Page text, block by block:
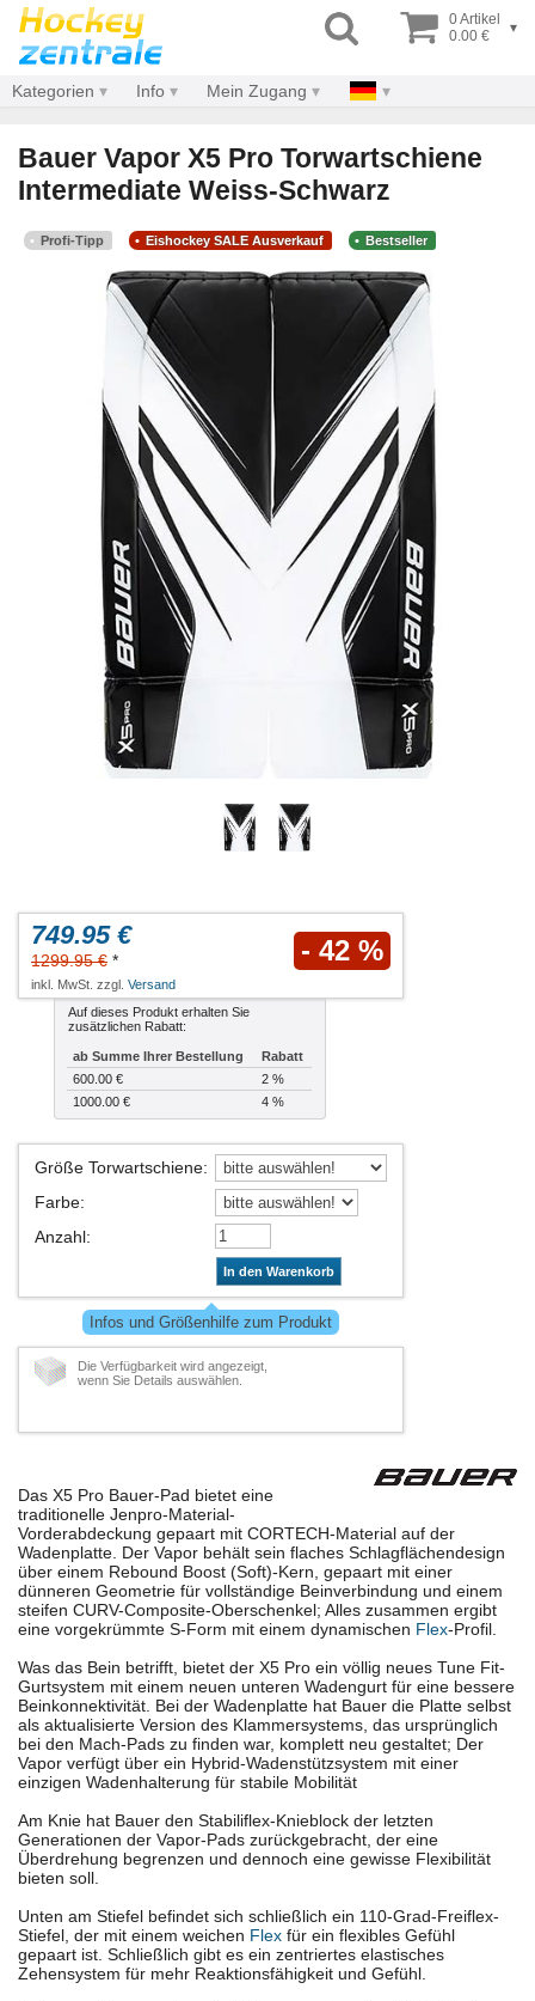
0 Artikel
0.00 €
▾
Kategorien Info Mein Zugang
Bauer Vapor X5 Pro Torwartschiene
Intermediate Weiss-Schwarz
Profi-Tipp Eishockey SALE Ausverkauf Bestseller
749.95 €
1299.95 € * - 42 %
inkl. MwSt. zzgl. Versand
Auf dieses Produkt erhalten Sie
zusätzlichen Rabatt:
ab Summe Ihrer Bestellung
Rabatt
600.00 €
2 %
1000.00 €
4 %
Größe Torwartschiene:
Farbe:
Anzahl:
In den Warenkorb
Infos und Größenhilfe zum Produkt
Die Verfügbarkeit wird angezeigt,
wenn Sie Details auswählen.
Das X5 Pro Bauer-Pad bietet eine
traditionelle Jenpro-Material-
Vorderabdeckung gepaart mit CORTECH-Material auf der
Wadenplatte. Der Vapor behält sein flaches Schlagflächendesign
über einem Rebound Boost (Soft)-Kern, gepaart mit einer
dünneren Geometrie für vollständige Beinverbindung und einem
steifen CURV-Composite-Oberschenkel; Alles zusammen ergibt
eine vorgekrümmte S-Form mit einem dynamischen Flex-Profil.
Was das Bein betrifft, bietet der X5 Pro ein völlig neues Tune Fit-
Gurtsystem mit einem neuen unteren Wadengurt für eine bessere
Beinkonnektivität. Bei der Wadenplatte hat Bauer die Platte selbst
als aktualisierte Version des Klammersystems, das ursprünglich
bei den Mach-Pads zu finden war, komplett neu gestaltet; Der
Vapor verfügt über ein Hybrid-Wadenstützsystem mit einer
einzigen Wadenhalterung für stabile Mobilität
Am Knie hat Bauer den Stabiliflex-Knieblock der letzten
Generationen der Vapor-Pads zurückgebracht, der eine
Überdrehung begrenzen und dennoch eine gewisse Flexibilität
bieten soll.
Unten am Stiefel befindet sich schließlich ein 110-Grad-Freiflex-
Stiefel, der mit einem weichen Flex für ein flexibles Gefühl
gepaart ist. Schließlich gibt es ein zentriertes elastisches
Zehensystem für mehr Reaktionsfähigkeit und Gefühl.